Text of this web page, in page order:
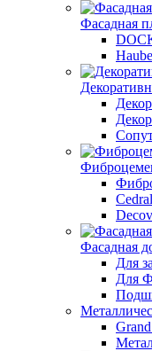
Фасадная
Cedral
Фасадная
Для
Для